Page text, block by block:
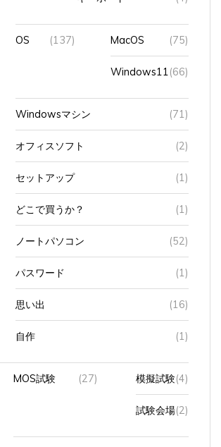
OS (137) MacOS (75)
Windows11(66)
Windowsマシン (71)
オフィスソフト (2)
セットアップ (1)
どこで買うか？ (1)
ノートパソコン (52)
パスワード (1)
思い出 (16)
自作 (1)
MOS試験 (27) 模擬試験(4)
試験会場(2)
オン(74) サ(60) Access (3)